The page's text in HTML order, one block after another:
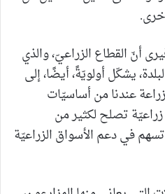
أنّ القطاع الزراعيّ، والذي
يشكّل أولويّةً، أيضًا، إلى
عندنا من أساسيّات
زراعيّة تصلح لكثير من
في دعم الأسواق الزراعيّة